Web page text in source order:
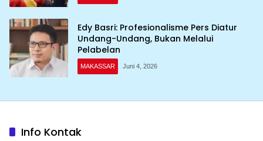
Edy Basri: Profesionalisme Pers Diatur
Undang-Undang, Bukan Melalui
Pelabelan
MAKASSAR Juni 4, 2026
Info Kontak